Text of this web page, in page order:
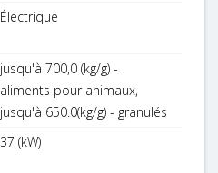
Électrique
jusqu'à 700,0 (kg/g) -
aliments pour animaux,
jusqu'à 650.0(kg/g) - granulés
37 (kW)